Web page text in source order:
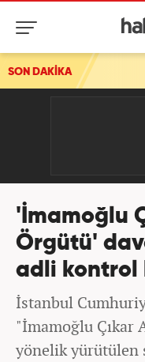
SON DAKİKA
'İmamoğlu
Örgütü'
adli kontrol
İstanbul
"İmamoğlu Çıkar
yönelik yürütülen